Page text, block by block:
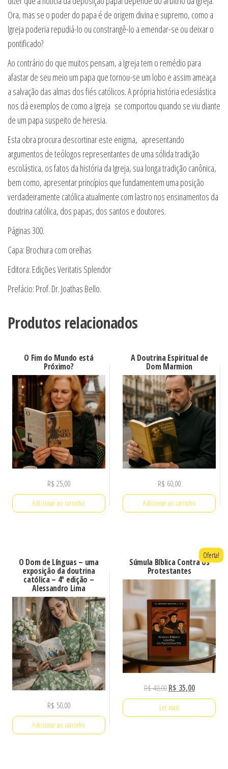
Ora, mas se o poder do papa é de origem divina e supremo, como a
Igreja poderia repudiá-lo ou constrangê-lo a emendar-se ou deixar o
pontificado?
Ao contrário do que muitos pensam, a Igreja tem o remédio para
afastar de seu meio um papa que tornou-se um lobo e assim ameaça
a salvação das almas dos fiés católicos. A própria história eclesiástica
nos dá exemplos de como a Igreja se comportou quando se viu diante
de um papa suspeito de heresia.
Esta obra procura descortinar este enigma, apresentando
argumentos de teólogos representantes de uma sólida tradição
escolástica, os fatos da história da Igreja, sua longa tradição canônica,
bem como, apresentar princípios que fundamentem uma posição
verdadeiramente católica atualmente com lastro nos ensinamentos da
doutrina católica, dos papas, dos santos e doutores.
Páginas 300.
Capa: Brochura com orelhas
Editora: Edições Veritatis Splendor
Prefácio: Prof. Dr. Joathas Bello.
Produtos relacionados
O Fim do Mundo está
Próximo?
R$ 25,00
Adicionar ao carrinho
A Doutrina Espiritual de
Dom Marmion
R$ 60,00
Adicionar ao carrinho
O Dom de Línguas – uma
exposição da doutrina
católica – 4ª edição –
Alessandro Lima
R$ 50,00
Adicionar ao carrinho
Súmula Bíblica Contra os
Protestantes
Oferta!
R$40,00 O
preço
original
R$ 35,00O
preço
Ler mais